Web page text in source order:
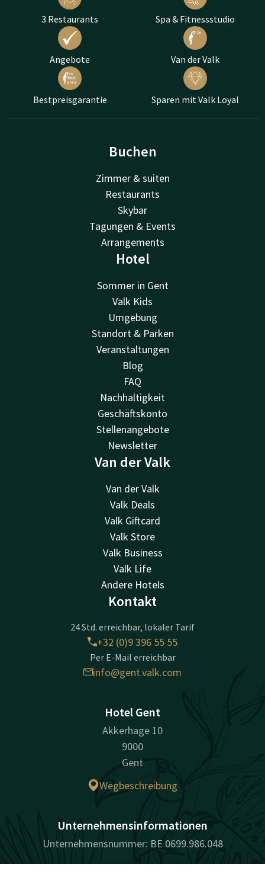
3 Restaurants Spa & Fitnessstudio
Angebote Van der Valk
Bestpreisgarantie Sparen mit Valk Loyal
Buchen
Zimmer & suiten
Restaurants
Skybar
Tagungen & Events
Arrangements
Hotel
Sommer in Gent
Valk Kids
Umgebung
Standort & Parken
Veranstaltungen
Blog
FAQ
Nachhaltigkeit
Geschäftskonto
Stellenangebote
Newsletter
Van der Valk
Van der Valk
Valk Deals
Valk Giftcard
Valk Store
Valk Business
Valk Life
Andere Hotels
Kontakt
24 Std. erreichbar, lokaler Tarif
+32 (0)9 396 55 55
Per E-Mail erreichbar
info@gent.valk.com
Hotel Gent
Akkerhage 10
9000
Gent
Wegbeschreibung
Unternehmensinformationen
Unternehmensnummer: BE 0699.986.048